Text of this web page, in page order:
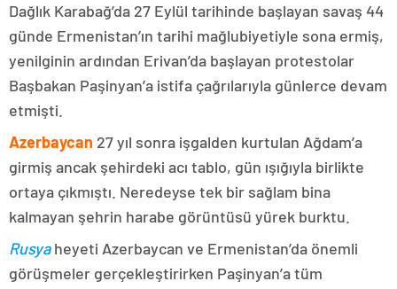
Dağlık Karabağ’da 27 Eylül tarihinde başlayan savaş 44
günde Ermenistan’ın tarihi mağlubiyetiyle sona ermiş,
yenilginin ardından Erivan’da başlayan protestolar
Başbakan Paşinyan’a istifa çağrılarıyla günlerce devam
etmişti.
Azerbaycan 27 yıl sonra işgalden kurtulan Ağdam’a
girmiş ancak şehirdeki acı tablo, gün ışığıyla birlikte
ortaya çıkmıştı. Neredeyse tek bir sağlam bina
kalmayan şehrin harabe görüntüsü yürek burktu.
Rusyaheyeti Azerbaycan ve Ermenistan’da önemli
görüşmeler gerçekleştirirken Paşinyan’a tüm